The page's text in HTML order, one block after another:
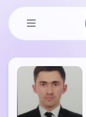
Skip to main content